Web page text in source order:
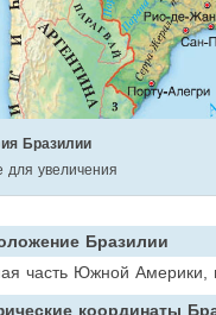
Бразилии
для увеличения
Бразилии
часть Южной Америки,
координаты